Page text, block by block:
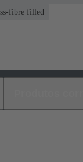
fibre filled